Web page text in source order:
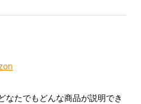
なたでもどんな商品が説明でき